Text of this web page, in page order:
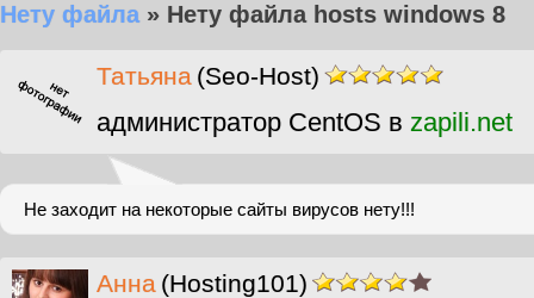
Нету файла» Нету файла hosts windows 8
Татьяна (Seo-Host)
администратор CentOS в zapili.net
Не заходит на некоторые сайты вирусов нету!!!
Анна (Hosting101)